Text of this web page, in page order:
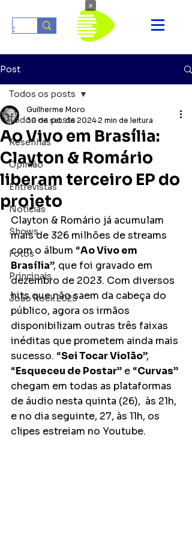
Post
Todos os posts
Resenhas
Opinião
Entrevistas
Notícias
Shows
Fotos
Principais
João Rock 2025
Todos os posts
Ao Vivo em Brasília:
Clayton & Romário
liberam terceiro EP do
projeto
Guilherme Moro
30 de set. de 2024 2 min de leitura
Clayton & Romário já acumulam
mais de 326 milhões de streams
com o álbum “Ao Vivo em
Brasília”, que foi gravado em
dezembro de 2023. Com diversos
hits que não saem da cabeça do
público, agora os irmãos
disponibilizam outras três faixas
inéditas que prometem ainda mais
sucesso. “Sei Tocar Violão”,
“Esqueceu de Postar” e “Curvas”
chegam em todas as plataformas
de áudio nesta quinta (26),  às 21h,
e no dia seguinte, 27, às 11h, os
clipes estreiam no Youtube.
×